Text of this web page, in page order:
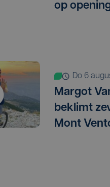
op
do 6
Margot
beklimt
Mont